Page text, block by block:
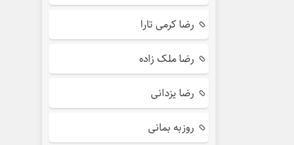
رضا کرمی تارا
رضا ملک زاده
رضا یزدانی
روزبه بمانی